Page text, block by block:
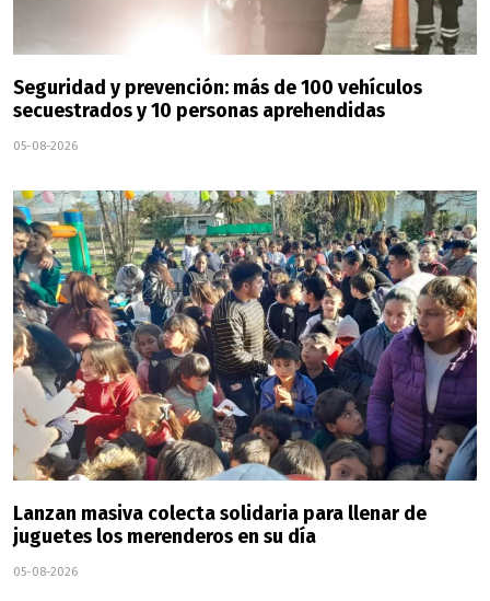
Seguridad y prevención: más de 100 vehículos
secuestrados y 10 personas aprehendidas
05-08-2026
Lanzan masiva colecta solidaria para llenar de
juguetes los merenderos en su día
05-08-2026